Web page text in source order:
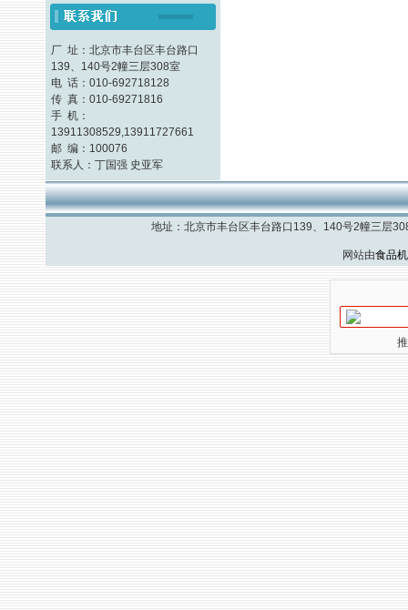
厂 址：北京市丰台区丰台路口
139、140号2幢三层308室
电 话：010-692718128
传 真：010-69271816
手 机：
13911308529,13911727661
邮 编：100076
联系人：丁国强 史亚军
地址：北京市丰台区丰台路口139、140号2幢三
网站由食品